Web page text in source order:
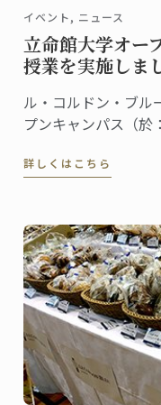
イベント, ニュース
立命館大学オー
授業を実施しま
ル・コルドン・ブル
プンキャンパス（於
れる、新しい高等教
詳しくはこちら